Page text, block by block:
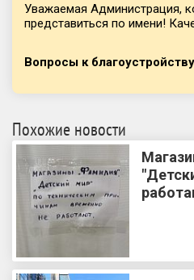
Уважаемая Администрация,
представиться по имени!
Вопросы к
Похожие новости